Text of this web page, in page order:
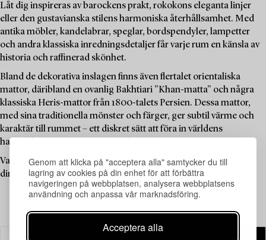
Genom att klicka på "acceptera alla" samtycker du till
lagring av cookies på din enhet för att förbättra
navigeringen på webbplatsen, analysera webbplatsens
användning och anpassa vår marknadsföring.
Acceptera alla
Låt dig inspireras av barockens prakt, rokokons eleganta linjer
eller den gustavianska stilens harmoniska återhållsamhet. Med
antika möbler, kandelabrar, speglar, bordspendyler, lampetter
och andra klassiska inredningsdetaljer får varje rum en känsla av
historia och raffinerad skönhet.
Bland de dekorativa inslagen finns även flertalet orientaliska
mattor, däribland en ovanlig Bakhtiari "Khan-matta" och några
klassiska Heris-mattor från 1800-talets Persien. Dessa mattor,
med sina traditionella mönster och färger, ger subtil värme och
karaktär till rummet – ett diskret sätt att föra in världens
hantverkstraditioner i en nordisk interiör.
Varje objekt i auktionen bär sitt unika arv – redo att bli en del av
din inredning och ge ditt hem en levande länk till det förflutna.